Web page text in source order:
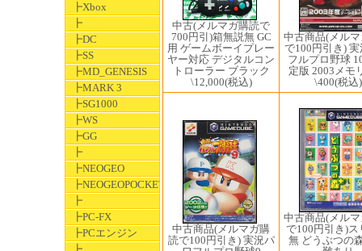
┣Xbox
┣
┣DC
┣SS
┣MD_GENESIS
┣MARK 3
┣SG1000
┣WS
┣GG
┣
┣NEOGEO
┣NEOGEOPOCKET
┣
┣PC-FX
┣PCエンジン
中古(メルマガ購読で
700円引)箱無説無 GC
用 ゲームボーイプレー
ヤー対応 デジタルコン
トローラー ブラック
\12,000(税込)
中古商品(メル
で100円引き)
フルプロ野球
定版 2003メモ
\400(税込)
中古商品(メルマガ購
読で100円引き) 実況パ
中古商品(メル
で100円引き)ス
無 どうぶつの